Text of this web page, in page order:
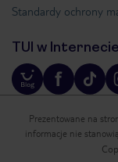
Standardy ochrony
TUI w Internecie
Prezentowane na
informacje nie